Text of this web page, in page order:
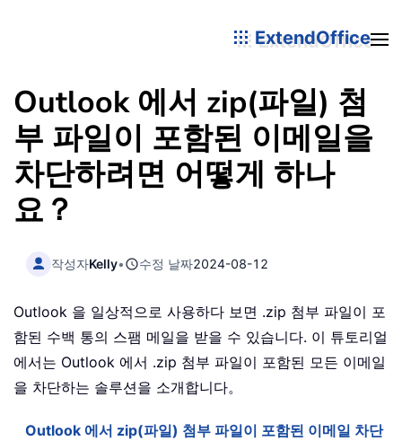
ExtendOffice
Outlook 에서 zip(파일) 첨
부 파일이 포함된 이메일을
차단하려면 어떻게 하나
요？
작성자Kelly• 수정 날짜2024-08-12
Outlook 을 일상적으로 사용하다 보면 .zip 첨부 파일이 포
함된 수백 통의 스팸 메일을 받을 수 있습니다. 이 튜토리얼
에서는 Outlook 에서 .zip 첨부 파일이 포함된 모든 이메일
을 차단하는 솔루션을 소개합니다。
Outlook 에서 zip(파일) 첨부 파일이 포함된 이메일 차단